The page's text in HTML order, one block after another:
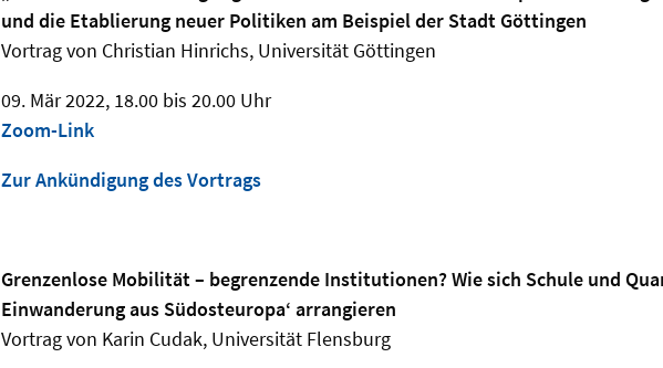
und die Etablierung neuer Politiken am Beispiel der Stadt Göttingen
Vortrag von Christian Hinrichs, Universität Göttingen
09. Mär 2022, 18.00 bis 20.00 Uhr
Zoom-Link
Zur Ankündigung des Vortrags
Grenzenlose Mobilität – begrenzende Institutionen? Wie sich Schule und
Einwanderung aus Südosteuropa‘ arrangieren
Vortrag von Karin Cudak, Universität Flensburg